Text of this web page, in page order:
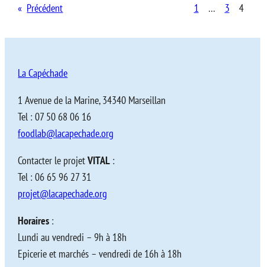
« Précédent 1 … 3 4
La Capéchade
1 Avenue de la Marine, 34340 Marseillan
Tel : 07 50 68 06 16
foodlab@lacapechade.org
Contacter le projetVITAL :
Tel : 06 65 96 27 31
projet@lacapechade.org
Horaires :
Lundi au vendredi – 9h à 18h
Epicerie et marchés – vendredi de 16h à 18h